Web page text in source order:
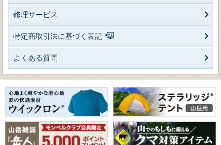
修理サービス
特定商取引法に基づく表記
よくある質問